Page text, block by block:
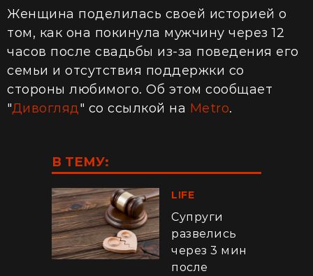
Женщина поделилась своей историей о
том, как она покинула мужчину через 12
часов после свадьбы из-за поведения его
семьи и отсутствия поддержки со
стороны любимого. Об этом сообщает
"Дивогляд" со ссылкой на Metro.
В ТЕМУ:
LIFE
Супруги
развелись
через 3 мин
после